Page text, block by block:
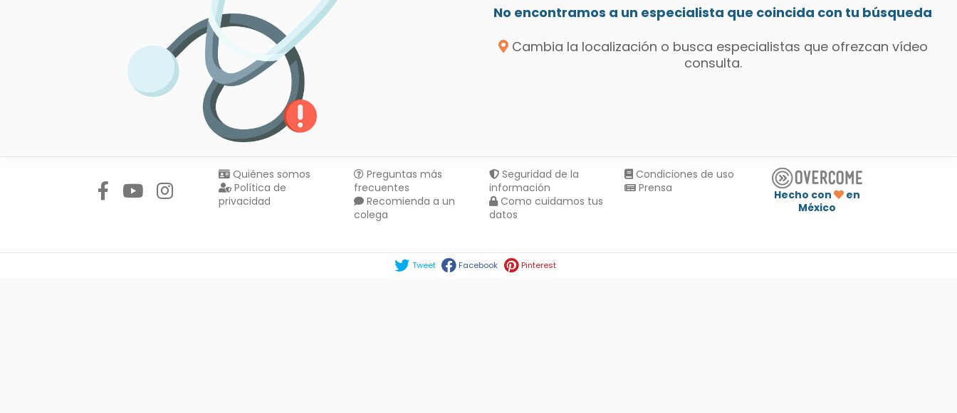
No encontramos a un especialista que coincida con tu búsqueda
Cambia la localización o busca especialistas que ofrezcan vídeo
consulta.
Quiénes somos
Política de
privacidad
Preguntas más
frecuentes
Recomienda a un
colega
Seguridad de la
información
Como cuidamos tus
datos
Condiciones de uso
Prensa
Hecho con
en
México
Tweet Facebook Pinterest